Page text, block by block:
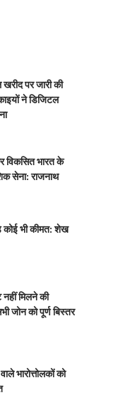
पर जारी की
ने डिजिटल
विकसित भारत के
सेना: राजनाथ
कोई भी कीमत: शेख
नहीं मिलने की
जोन को पूर्ण बिस्तर
भारोत्तोलकों को